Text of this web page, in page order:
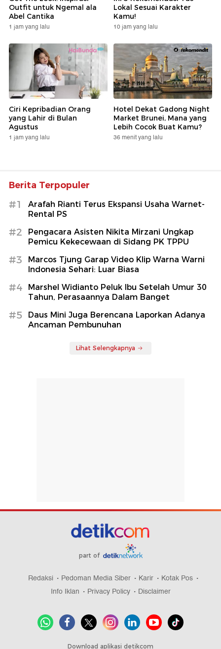
Outfit untuk Ngemal ala
Abel Cantika
1 jam yang lalu
Lokal Sesuai Karakter
Kamu!
10 jam yang lalu
Ciri Kepribadian Orang
yang Lahir di Bulan
Agustus
1 jam yang lalu
Hotel Dekat Gadong Night
Market Brunei, Mana yang
Lebih Cocok Buat Kamu?
36 menit yang lalu
Berita Terpopuler
#1
Arafah Rianti Terus Ekspansi Usaha Warnet-
Rental PS
#2
Pengacara Asisten Nikita Mirzani Ungkap
Pemicu Kekecewaan di Sidang PK TPPU
#3
Marcos Tjung Garap Video Klip Warna Warni
Indonesia Sehari: Luar Biasa
#4
Marshel Widianto Peluk Ibu Setelah Umur 30
Tahun, Perasaannya Dalam Banget
#5
Daus Mini Juga Berencana Laporkan Adanya
Ancaman Pembunuhan
Lihat Selengkapnya
part of
Redaksi Pedoman Media Siber Karir
Kotak Pos
Info Iklan
Privacy Policy Disclaimer
Download aplikasi detikcom